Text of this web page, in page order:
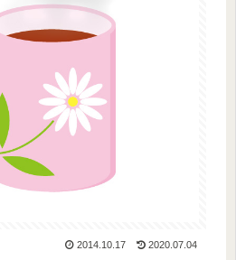
2014.10.17 2020.07.04